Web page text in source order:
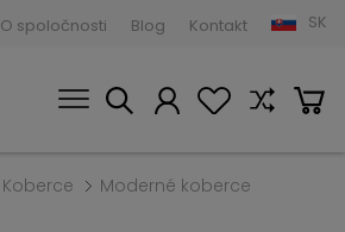
O spoločnosti Blog Kontakt SK
Koberce Moderné koberce